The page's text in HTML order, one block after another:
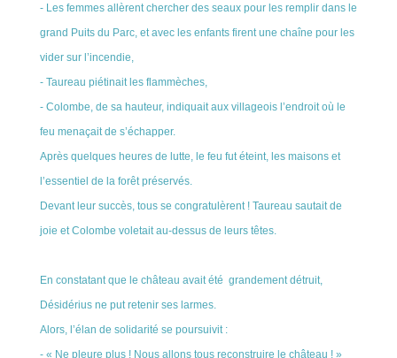
- Les femmes allèrent chercher des seaux pour les remplir dans le
grand Puits du Parc, et avec les enfants firent une chaîne pour les
vider sur l’incendie,
- Taureau piétinait les flammèches,
- Colombe, de sa hauteur, indiquait aux villageois l’endroit où le
feu menaçait de s’échapper.
Après quelques heures de lutte, le feu fut éteint, les maisons et
l’essentiel de la forêt préservés.
Devant leur succès, tous se congratulèrent ! Taureau sautait de
joie et Colombe voletait au-dessus de leurs têtes.
En constatant que le château avait été grandement détruit,
Désidérius ne put retenir ses larmes.
Alors, l’élan de solidarité se poursuivit :
- « Ne pleure plus ! Nous allons tous reconstruire le château ! »